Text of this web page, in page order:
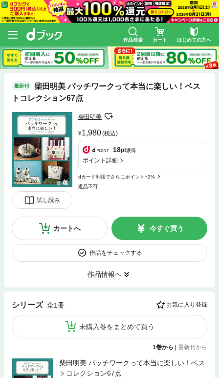
作品検索 カート はじめての方へ
最新刊
柴田明美 パッチワークって本当に楽しい！ベス
トコレクション67点
試し読み
柴田明美
1,980(税込)
18pt獲得
ポイント詳細
dカード利用でさらにポイント+2%
返品不可
カートへ 今すぐ買う
作品をチェックする
作品情報へ
シリーズ 全1冊 お気に入り登録
未購入巻をまとめて買う
1巻から 最新刊から
柴田明美 パッチワークって本当に楽しい！ベス
トコレクション67点